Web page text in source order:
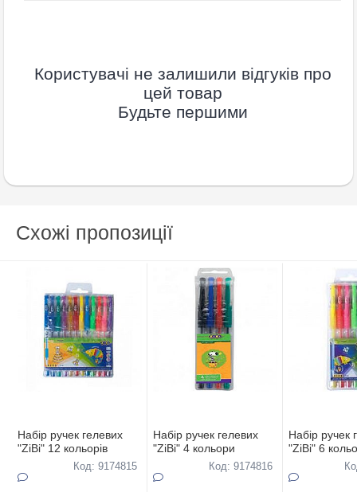
Користувачі не залишили відгуків про
цей товар
Будьте першими
Схожі пропозиції
Набір ручек гелевих
"ZiBi" 12 кольорів
Код: 9174815
Набір ручек гелевих
"ZiBi" 4 кольори
Код: 9174816
Набір ручек
"ZiBi" 6